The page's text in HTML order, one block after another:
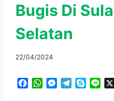
Bugis Di
Selatan
22/04/2024
W
M